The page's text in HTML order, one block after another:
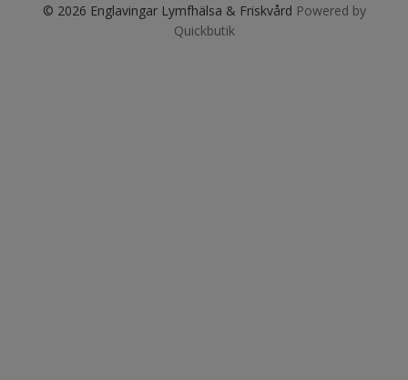
© 2026 Englavingar Lymfhälsa & Friskvård Powered by
Quickbutik